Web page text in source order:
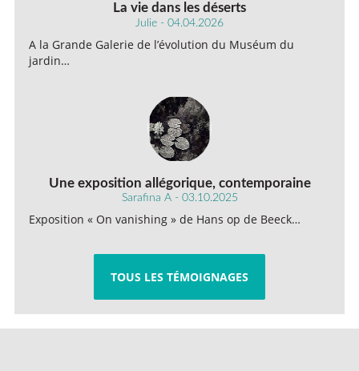
La vie dans les déserts
Julie - 04.04.2026
A la Grande Galerie de l’évolution du Muséum du
jardin…
Une exposition allégorique, contemporaine
Sarafina A - 03.10.2025
Exposition « On vanishing » de Hans op de Beeck…
TOUS LES TÉMOIGNAGES